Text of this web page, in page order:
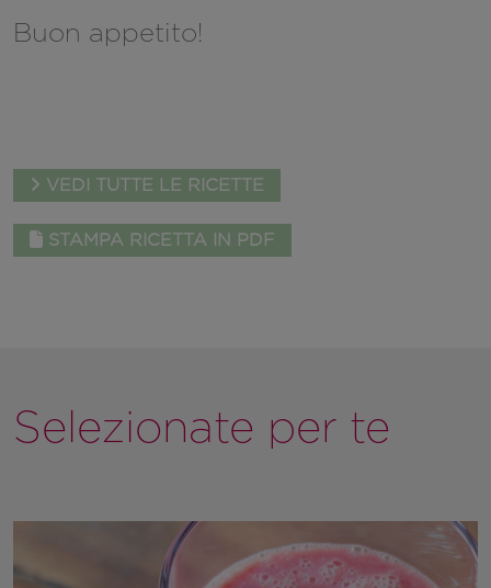
Buon appetito!
VEDI TUTTE LE RICETTE
STAMPA RICETTA IN PDF
Selezionate per te